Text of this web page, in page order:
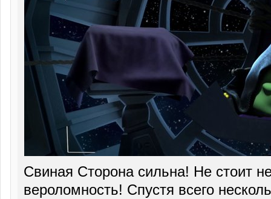
Свиная Сторона сильна! Не стоит
вероломность! Спустя всего